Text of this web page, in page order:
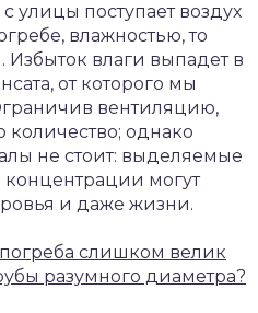
улицы поступает воздух
влажностью, то
Избыток влаги выпадет в
от которого мы
вентиляцию,
однако
не стоит: выделяемые
концентрации могут
и даже жизни.
слишком велик
разумного диаметра?